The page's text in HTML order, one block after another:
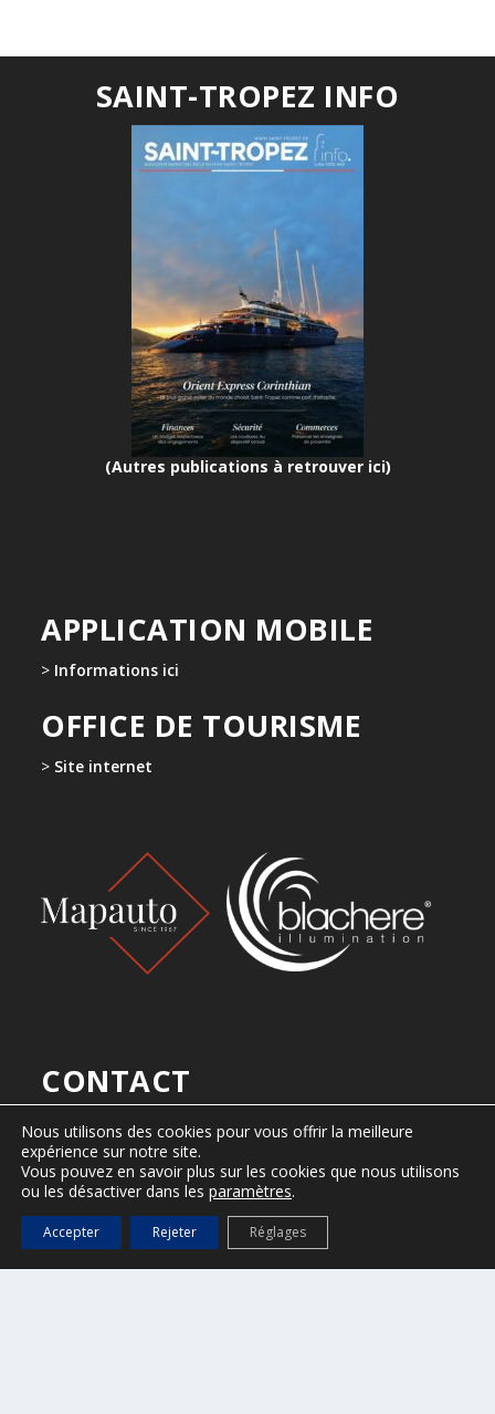
SAINT-TROPEZ INFO
(Autres publications à retrouver ici)
APPLICATION MOBILE
> Informations ici
OFFICE DE TOURISME
> Site internet
CONTACT
Ville de Saint-Tropez
2, Place de l’Hôtel de Ville
B.P. 161 – 83 992 Saint-Tropez cedex
Tel : 04 94 55 90 00
Horaires d’ouverture
Du lundi au vendredi, de 8h30 à 12h30 et de 13h30 à 17h.
Nous utilisons des cookies pour vous offrir la meilleure
expérience sur notre site.
Vous pouvez en savoir plus sur les cookies que nous utilisons
ou les désactiver dans les paramètres.
Accepter Rejeter Réglages